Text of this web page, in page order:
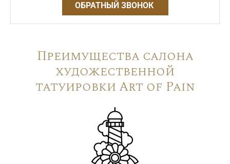
ОБРАТНЫЙ ЗВОНОК
Преимущества салона
художественной
татуировки Art of Pain